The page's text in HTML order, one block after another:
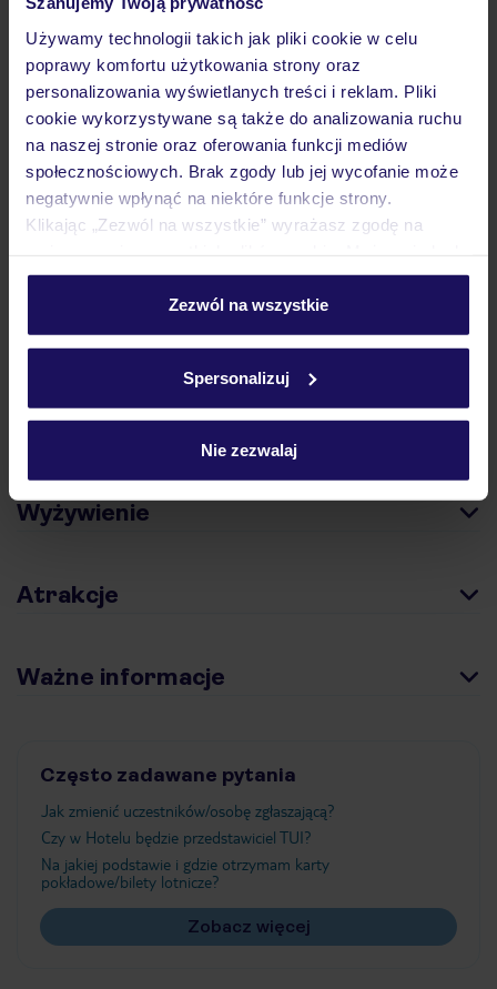
Używamy technologii takich jak pliki cookie w celu
poprawy komfortu użytkowania strony oraz
personalizowania wyświetlanych treści i reklam. Pliki
cookie wykorzystywane są także do analizowania ruchu
na naszej stronie oraz oferowania funkcji mediów
społecznościowych. Brak zgody lub jej wycofanie może
negatywnie wpłynąć na niektóre funkcje strony.
Klikając „Zezwól na wszystkie” wyrażasz zgodę na
personalizować swój wybór wchodząc w zakładkę
Szczegółowe informacje o plikach cookie znajdziesz
Zezwól na wszystkie
Spersonalizuj
Nie zezwalaj
Lider niskich cen
Największe biuro
podróży w Polsce
30 lat w
Opinie
Pokoje
Wyżywienie
Atrakcje
Ważne informacje
Często zadawane pytania
Jak zmienić uczestników/osobę zgłaszającą?
Czy w Hotelu będzie przedstawiciel TUI?
Na jakiej podstawie i gdzie otrzymam karty
pokładowe/bilety lotnicze?
Zobacz więcej